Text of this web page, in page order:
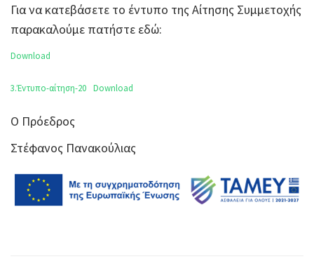
Για να κατεβάσετε το έντυπο της Αίτησης Συμμετοχής
παρακαλούμε πατήστε εδώ:
Download
3.Έντυπο-αίτηση-20 Download
Ο Πρόεδρος
Στέφανος Πανακούλιας